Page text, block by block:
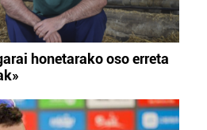
honetarako oso erreta